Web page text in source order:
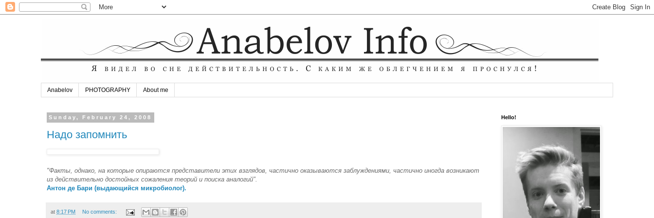
Anabelov PHOTOGRAPHY About me
Sunday, February 24, 2008
Надо запомнить
"Факты, однако, на которые опираются представители этих взглядов, частично оказываются заблуждениями, частично иногда возникают
из действительно достойных сожаления теорий и поиска аналогий".
Антон де Бари (выдающийся микробиолог).
at 8:17 PM No comments:
Hello!